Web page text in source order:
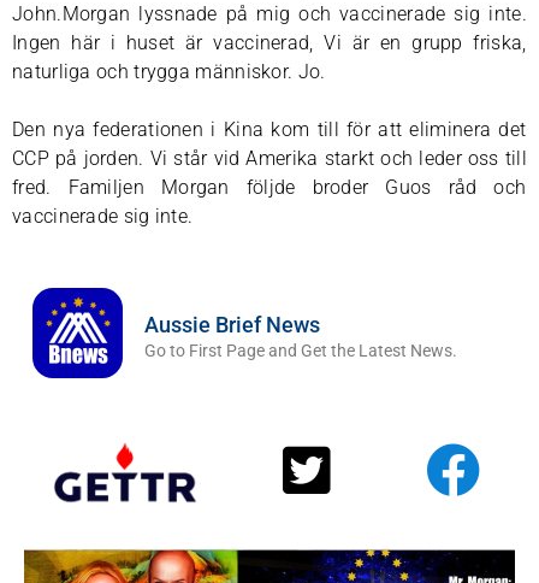
John.Morgan lyssnade på mig och vaccinerade sig inte.
Ingen här i huset är vaccinerad, Vi är en grupp friska,
naturliga och trygga människor. Jo.
Den nya federationen i Kina kom till för att eliminera det
CCP på jorden. Vi står vid Amerika starkt och leder oss till
fred. Familjen Morgan följde broder Guos råd och
vaccinerade sig inte.
Aussie Brief News
Go to First Page and Get the Latest News.